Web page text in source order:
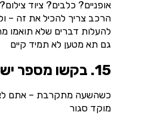
אופניים? כלבים? ציוד צילום?
הרכב צריך להכיל את זה –
להעלות דברים שלא תואמו
גם תא מטען לא תמיד קיים
15. בקשו מספר ישיר של הנהג
כשהשעה מתקרבת – אתם לא
מוקד סגור